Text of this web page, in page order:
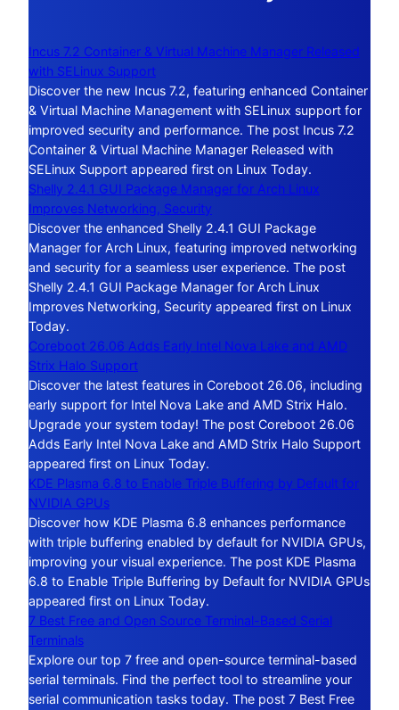
Incus 7.2 Container & Virtual Machine Manager Released
with SELinux Support
Discover the new Incus 7.2, featuring enhanced Container
& Virtual Machine Management with SELinux support for
improved security and performance. The post Incus 7.2
Container & Virtual Machine Manager Released with
SELinux Support appeared first on Linux Today.
Shelly 2.4.1 GUI Package Manager for Arch Linux
Improves Networking, Security
Discover the enhanced Shelly 2.4.1 GUI Package
Manager for Arch Linux, featuring improved networking
and security for a seamless user experience. The post
Shelly 2.4.1 GUI Package Manager for Arch Linux
Improves Networking, Security appeared first on Linux
Today.
Coreboot 26.06 Adds Early Intel Nova Lake and AMD
Strix Halo Support
Discover the latest features in Coreboot 26.06, including
early support for Intel Nova Lake and AMD Strix Halo.
Upgrade your system today! The post Coreboot 26.06
Adds Early Intel Nova Lake and AMD Strix Halo Support
appeared first on Linux Today.
KDE Plasma 6.8 to Enable Triple Buffering by Default for
NVIDIA GPUs
Discover how KDE Plasma 6.8 enhances performance
with triple buffering enabled by default for NVIDIA GPUs,
improving your visual experience. The post KDE Plasma
6.8 to Enable Triple Buffering by Default for NVIDIA GPUs
appeared first on Linux Today.
7 Best Free and Open Source Terminal-Based Serial
Terminals
Explore our top 7 free and open-source terminal-based
serial terminals. Find the perfect tool to streamline your
serial communication tasks today. The post 7 Best Free